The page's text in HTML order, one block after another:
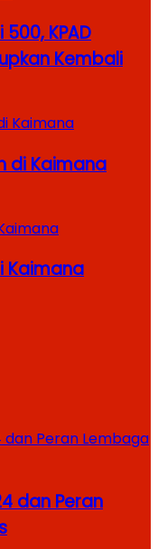
KPAD
Kembali
di Kaimana
Kaimana
dan Peran